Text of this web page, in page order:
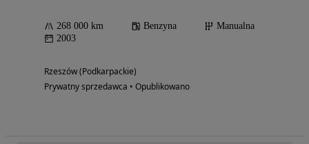
268 000 km Benzyna
Manualna
2003
Rzeszów (Podkarpackie)
Prywatny sprzedawca • Opublikowano